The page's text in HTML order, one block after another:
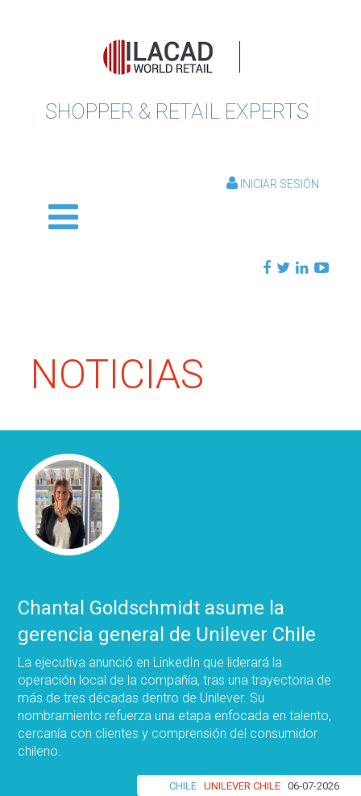
SHOPPER & RETAIL EXPERTS
INICIAR SESIÓN
NOTICIAS
Chantal Goldschmidt asume la
gerencia general de Unilever Chile
La ejecutiva anunció en LinkedIn que liderará la
operación local de la compañía, tras una trayectoria de
más de tres décadas dentro de Unilever. Su
nombramiento refuerza una etapa enfocada en talento,
cercanía con clientes y comprensión del consumidor
chileno.
CHILE UNILEVER CHILE 06-07-2026